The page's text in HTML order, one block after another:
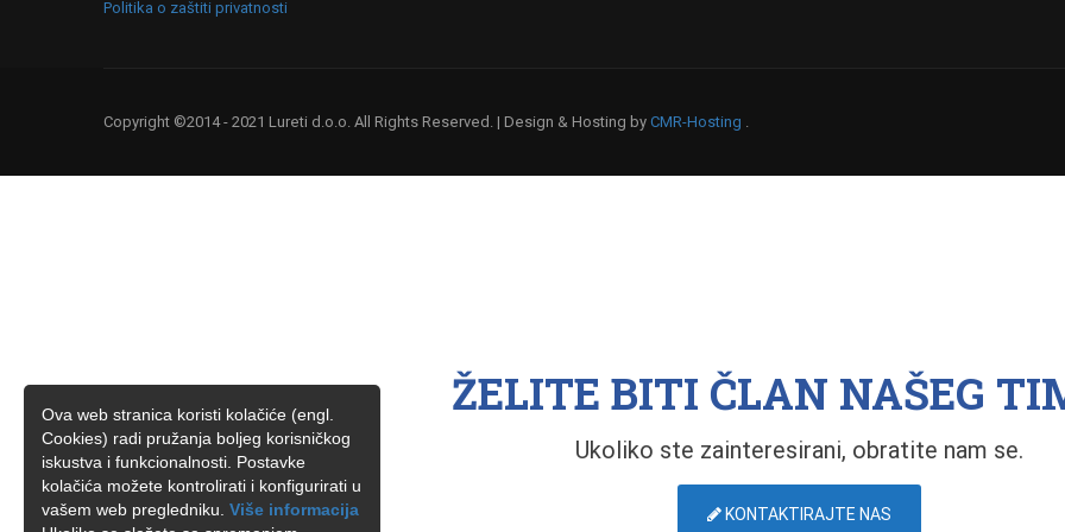
Politika o zaštiti privatnosti
Copyright ©2014 - 2021 Lureti d.o.o. All Rights Reserved. | Design & Hosting by CMR-Hosting .
ŽELITE BITI ČLAN NAŠEG
Ukoliko ste zainteresirani, obratite nam se.
KONTAKTIRAJTE NAS
Ova web stranica koristi kolačiće (engl.
Cookies) radi pružanja boljeg korisničkog
iskustva i funkcionalnosti. Postavke
kolačića možete kontrolirati i konfigurirati u
vašem web pregledniku. Više informacija